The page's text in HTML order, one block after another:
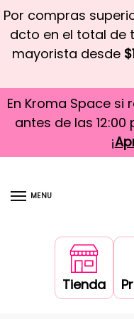
Por compras
dcto en el total de
mayorista desde
En Kroma Space si
antes de las
¡
MENU
Tienda